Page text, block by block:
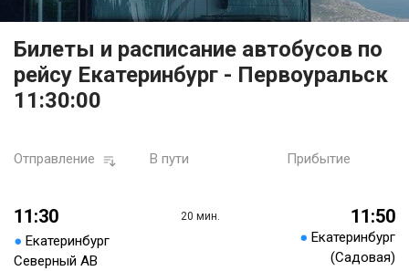
Билеты и расписание автобусов по
рейсу Екатеринбург - Первоуральск
11:30:00
Отправление В пути Прибытие
11:30
● Екатеринбург
Северный АВ
20 мин. 11:50
● Екатеринбург
(Садовая)